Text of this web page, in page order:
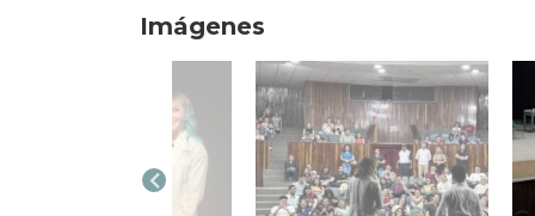
Imágenes